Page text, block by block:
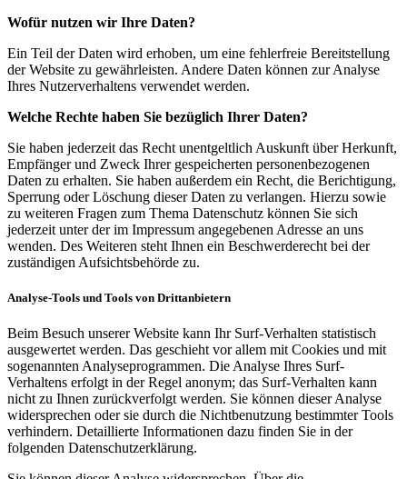
Wofür nutzen wir Ihre Daten?
Ein Teil der Daten wird erhoben, um eine fehlerfreie Bereitstellung
der Website zu gewährleisten. Andere Daten können zur Analyse
Ihres Nutzerverhaltens verwendet werden.
Welche Rechte haben Sie bezüglich Ihrer Daten?
Sie haben jederzeit das Recht unentgeltlich Auskunft über Herkunft,
Empfänger und Zweck Ihrer gespeicherten personenbezogenen
Daten zu erhalten. Sie haben außerdem ein Recht, die Berichtigung,
Sperrung oder Löschung dieser Daten zu verlangen. Hierzu sowie
zu weiteren Fragen zum Thema Datenschutz können Sie sich
jederzeit unter der im Impressum angegebenen Adresse an uns
wenden. Des Weiteren steht Ihnen ein Beschwerderecht bei der
zuständigen Aufsichtsbehörde zu.
Analyse-Tools und Tools von Drittanbietern
Beim Besuch unserer Website kann Ihr Surf-Verhalten statistisch
ausgewertet werden. Das geschieht vor allem mit Cookies und mit
sogenannten Analyseprogrammen. Die Analyse Ihres Surf-
Verhaltens erfolgt in der Regel anonym; das Surf-Verhalten kann
nicht zu Ihnen zurückverfolgt werden. Sie können dieser Analyse
widersprechen oder sie durch die Nichtbenutzung bestimmter Tools
verhindern. Detaillierte Informationen dazu finden Sie in der
folgenden Datenschutzerklärung.